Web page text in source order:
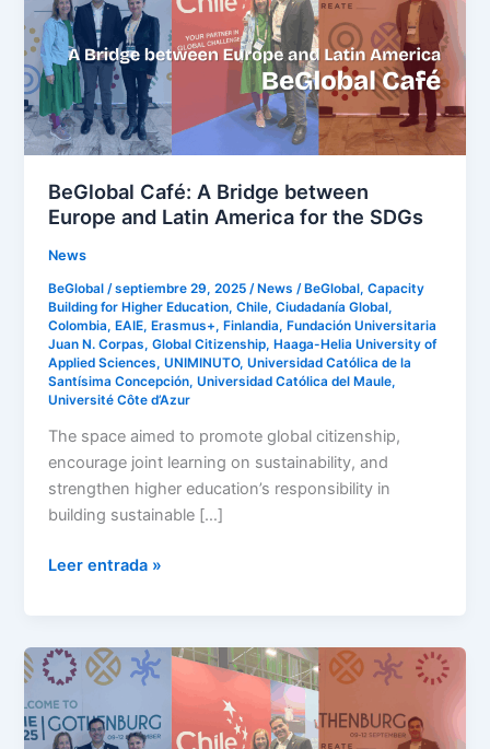
BeGlobal Café: A Bridge between
Europe and Latin America for the SDGs
News
BeGlobal/septiembre 29, 2025/ News / BeGlobal,Capacity
Building for Higher Education,Chile,Ciudadanía Global,
Colombia, EAIE, Erasmus+, Finlandia, Fundación Universitaria
Juan N. Corpas,Global Citizenship, Haaga-Helia University of
Applied Sciences,UNIMINUTO,Universidad Católica de la
Santísima Concepción,Universidad Católica del Maule,
Université Côte d’Azur
The space aimed to promote global citizenship,
encourage joint learning on sustainability, and
strengthen higher education’s responsibility in
building sustainable […]
between
Europe
and
Latin
America
for
the
SDGs
Leer entrada »
BeGlobal
Café:
un
puente